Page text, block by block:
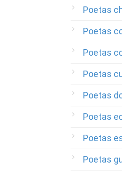
Poetas
Poetas
Poetas
Poetas
Poetas
Poetas
Poetas
Poetas